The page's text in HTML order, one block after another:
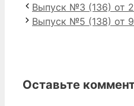
Выпуск №3 (136) от
Выпуск №5 (138) от
Оставьте